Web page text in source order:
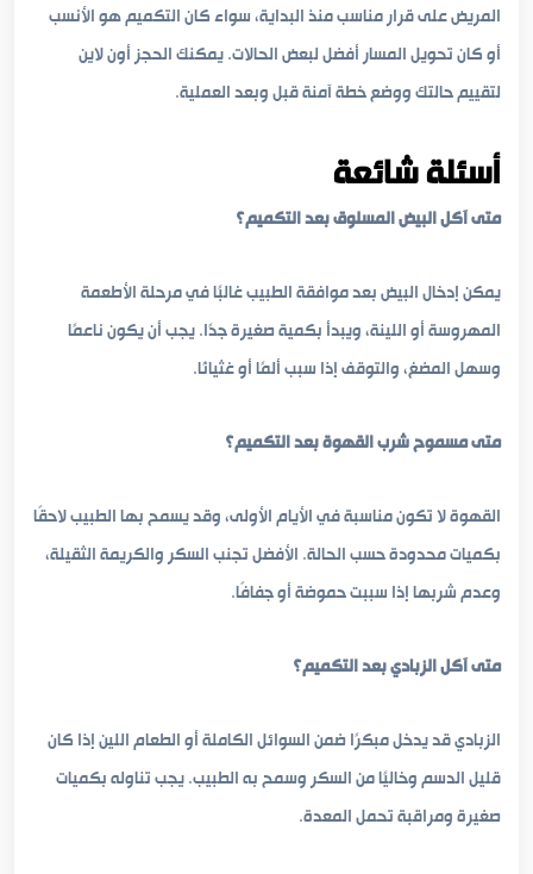
المريض على قرار مناسب منذ البداية، سواء كان التكميم هو الأنسب
أو كان تحويل المسار أفضل لبعض الحالات. يمكنك الحجز أون لاين
لتقييم حالتك ووضع خطة آمنة قبل وبعد العملية.
أسئلة شائعة
متى آكل البيض المسلوق بعد التكميم؟
يمكن إدخال البيض بعد موافقة الطبيب غالبًا في مرحلة الأطعمة
المهروسة أو اللينة، ويبدأ بكمية صغيرة جدًا. يجب أن يكون ناعمًا
وسهل المضغ، والتوقف إذا سبب ألمًا أو غثيانًا.
متى مسموح شرب القهوة بعد التكميم؟
القهوة لا تكون مناسبة في الأيام الأولى، وقد يسمح بها الطبيب لاحقًا
بكميات محدودة حسب الحالة. الأفضل تجنب السكر والكريمة الثقيلة،
وعدم شربها إذا سببت حموضة أو جفافًا.
متى آكل الزبادي بعد التكميم؟
الزبادي قد يدخل مبكرًا ضمن السوائل الكاملة أو الطعام اللين إذا كان
قليل الدسم وخاليًا من السكر وسمح به الطبيب. يجب تناوله بكميات
صغيرة ومراقبة تحمل المعدة.